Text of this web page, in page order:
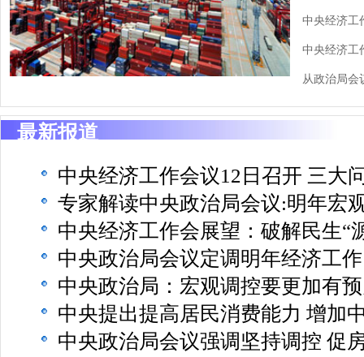
中央经济工
中央经济工
从政治局会
最新报道
中央经济工作会议12日召开 三大
专家解读中央政治局会议:明年宏
中央经济工作会展望：破解民生“
中央政治局会议定调明年经济工作
中央政治局：宏观调控要更加有
中央提出提高居民消费能力 增加
中央政治局会议强调坚持调控 促